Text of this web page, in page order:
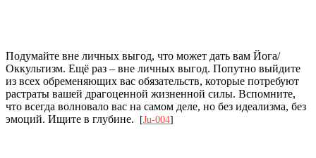
Подумайте вне личных выгод, что может дать вам Йога/
Оккультизм. Ещё раз – вне личных выгод. Попутно выйдите
из всех обременяющих вас обязательств, которые потребуют
растраты вашей драгоценной жизненной силы. Вспомните,
что всегда волновало вас на самом деле, но без идеализма, без
эмоций. Ищите в глубине.
[Ju-004]